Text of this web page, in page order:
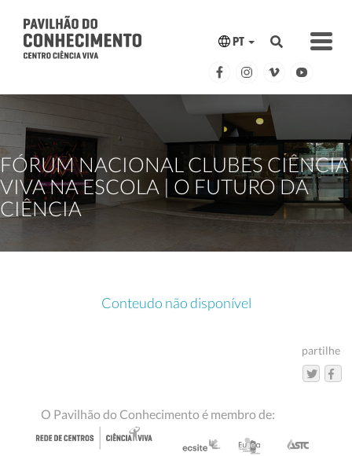
PT
FÓRUM NACIONAL CLUBES CIÊNCIA
VIVA NA ESCOLA | O FUTURO DA
CIÊNCIA
Conteudo não disponível
partilhe
O Pavilhão do Conhecimento é membro de: